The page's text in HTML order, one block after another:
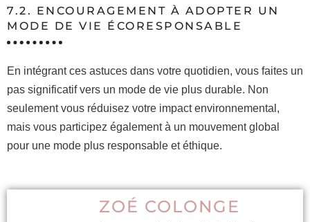
7.2. ENCOURAGEMENT À ADOPTER UN
MODE DE VIE ÉCORESPONSABLE
En intégrant ces astuces dans votre quotidien, vous faites un
pas significatif vers un mode de vie plus durable. Non
seulement vous réduisez votre impact environnemental,
mais vous participez également à un mouvement global
pour une mode plus responsable et éthique.
ZOÉ COLONGE